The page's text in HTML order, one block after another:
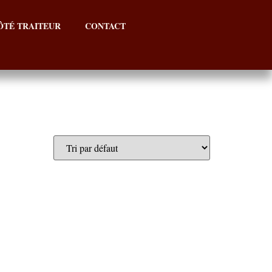
TRAITEUR CONTACT